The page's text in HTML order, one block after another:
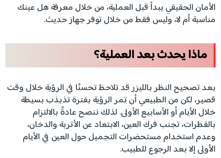
الأمان الحقيقي يبدأ قبل العملية، من خلال معرفة هل عينك
مناسبة أم لا، وليس فقط من خلال توفر جهاز حديث.
ماذا يحدث بعد العملية؟
بعد تصحيح النظر بالليزر قد تلاحظ تحسنًا في الرؤية خلال وقت
قصير، لكن من الطبيعي أن تمر الرؤية بفترة تذبذب بسيطة
خلال الأيام أو الأسابيع الأولى. لذلك ننصح عادةً بالالتزام
بالقطرات، تجنب فرك العين، الابتعاد عن الأتربة والدخان،
وعدم استخدام مستحضرات التجميل حول العين في الأيام
الأولى إلا بعد الرجوع للطبيب.